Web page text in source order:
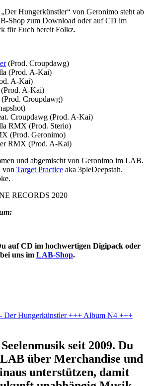
Hungerkünstler“ von Geronimo steht ab
Shop zum Download oder auf CD im
für Euch bereit Folkz.
(Prod. Croupdawg)
(Prod. A-Kai)
A-Kai)
A-Kai)
Croupdawg)
Croupdawg (Prod. A-Kai)
RMX (Prod. Sterio)
(Prod. Geronimo)
RMX (Prod. A-Kai)
und abgemischt von Geronimo im LAB.
von Target Practice aka 3pleDeepstah.
RECORDS 2020
auf CD im hochwertigen Digipack oder
uns im LAB-Shop.
Der Hungerkünstler +++ Album N4 +++
seit 2009. Du
über Merchandise und
unterstützen, damit